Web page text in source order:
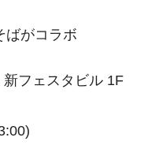
ばがコラボ
フェスタビル 1F